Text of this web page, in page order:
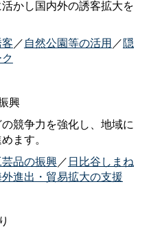
かし国内外の誘客拡大を
／自然公園等の活用／隠
興
競争力を強化し、地域に
ます。
品の振興／日比谷しまね
進出・貿易拡大の支援